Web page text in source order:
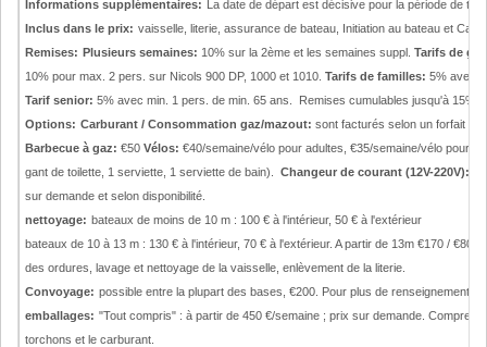
Informations supplémentaires: La date de départ est décisive pour la période de
Inclus dans le prix: vaisselle, literie, assurance de bateau, Initiation au bateau et
Remises: Plusieurs semaines: 10% sur la 2ème et les semaines suppl. Tarifs de
10% pour max. 2 pers. sur Nicols 900 DP, 1000 et 1010. Tarifs de familles: 5% avec
Tarif senior: 5% avec min. 1 pers. de min. 65 ans. Remises cumulables jusqu'à 15%
Options: Carburant / Consommation gaz/mazout: sont facturés selon un forfait
Barbecue à gaz: €50 Vélos: €40/semaine/vélo pour adultes, €35/semaine/vélo pour
gant de toilette, 1 serviette, 1 serviette de bain). Changeur de courant (12V-220V):
sur demande et selon disponibilité.
nettoyage: bateaux de moins de 10 m : 100 € à l'intérieur, 50 € à l'extérieur
bateaux de 10 à 13 m : 130 € à l'intérieur, 70 € à l'extérieur. A partir de 13m €170 /
des ordures, lavage et nettoyage de la vaisselle, enlèvement de la literie.
Convoyage: possible entre la plupart des bases, €200. Pour plus de
emballages: "Tout compris" : à partir de 450 €/semaine ; prix sur demande.
torchons et le carburant.